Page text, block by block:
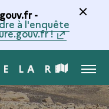
-
à l'enquête
!
LA REINE
CARTE
DE
MENU